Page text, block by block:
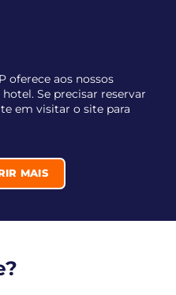
oferece aos nossos
Se precisar reservar
em visitar o site para
MAIS